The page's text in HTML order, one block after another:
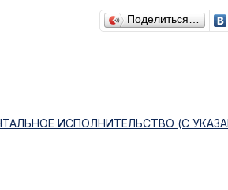
Поделиться…
ИСПОЛНИТЕЛЬСТВО (С